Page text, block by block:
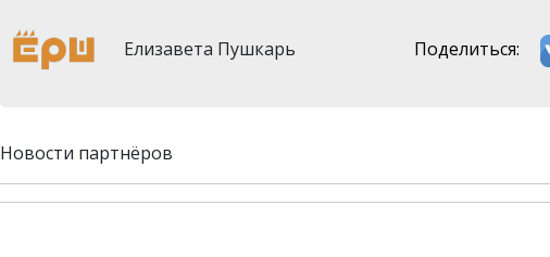
Елизавета Пушкарь Поделиться:
Новости партнёров